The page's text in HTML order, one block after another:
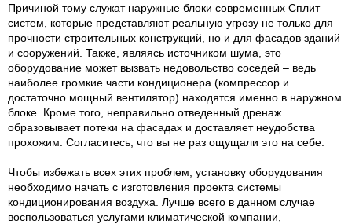
Причиной тому служат наружные блоки современных Сплит
систем, которые представляют реальную угрозу не только для
прочности строительных конструкций, но и для фасадов зданий
и сооружений. Также, являясь источником шума, это
оборудование может вызвать недовольство соседей – ведь
наиболее громкие части кондиционера (компрессор и
достаточно мощный вентилятор) находятся именно в наружном
блоке. Кроме того, неправильно отведенный дренаж
образовывает потеки на фасадах и доставляет неудобства
прохожим. Согласитесь, что вы не раз ощущали это на себе.
Чтобы избежать всех этих проблем, установку оборудования
необходимо начать с изготовления проекта системы
кондиционирования воздуха. Лучше всего в данном случае
воспользоваться услугами климатической компании,